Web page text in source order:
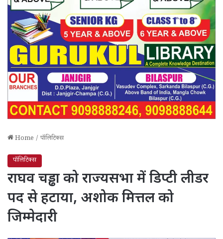
Home / पॉलिटिक्स
पॉलिटिक्स
राघव चड्ढा को राज्यसभा में डिप्टी लीडर
पद से हटाया, अशोक मित्तल को
जिम्मेदारी